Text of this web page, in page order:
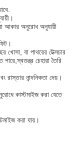
আকার অনুরোধ অনুযায়ী
খোসা, বা পাথরের টেক্সচার
চেহারা তৈরি
রাস্তার নান্দনিকতা দেয়।
কাস্টমাইজ করা যেতে
করা যায়।